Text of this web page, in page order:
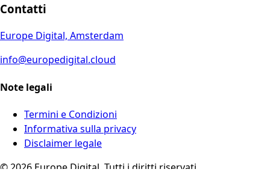
Contatti
Europe Digital, Amsterdam
info@europedigital.cloud
Note legali
Termini e Condizioni
Informativa sulla privacy
Disclaimer legale
© 2026 Europe Digital. Tutti i diritti riservati.